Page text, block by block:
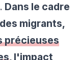
Dans le cadre
migrants,
précieuses
, l'impact